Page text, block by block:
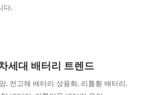
다.
세대 배터리 트렌드